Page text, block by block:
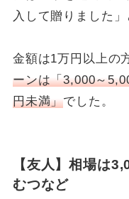
入して贈りました」
金額は1万円以上の
ーンは「3,000～
円未満」でした。
【友人】相場は
むつなど